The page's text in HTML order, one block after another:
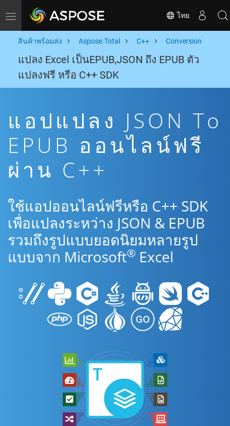
Toggle navigation ไทย
สินค้าพร้อมส่ง Aspose.Total C++ Conversion
แปลง Excel เป็นEPUB,JSON ถึง EPUB ตัว
แปลงฟรี หรือ C++ SDK
แอปแปลง JSON To
EPUB ออนไลน์ฟรี
ผ่าน C++
ใช้แอปออนไลน์ฟรีหรือ C++ SDK
เพื่อแปลงระหว่าง JSON & EPUB
รวมถึงรูปแบบยอดนิยมหลายรูป
แบบจาก Microsoft® Excel